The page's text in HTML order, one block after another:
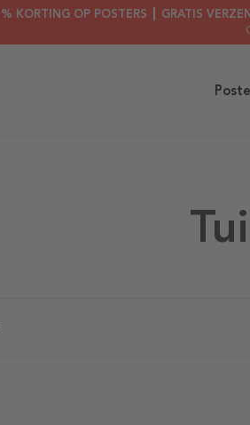
KORTING OP POSTERS ┃ GRATIS